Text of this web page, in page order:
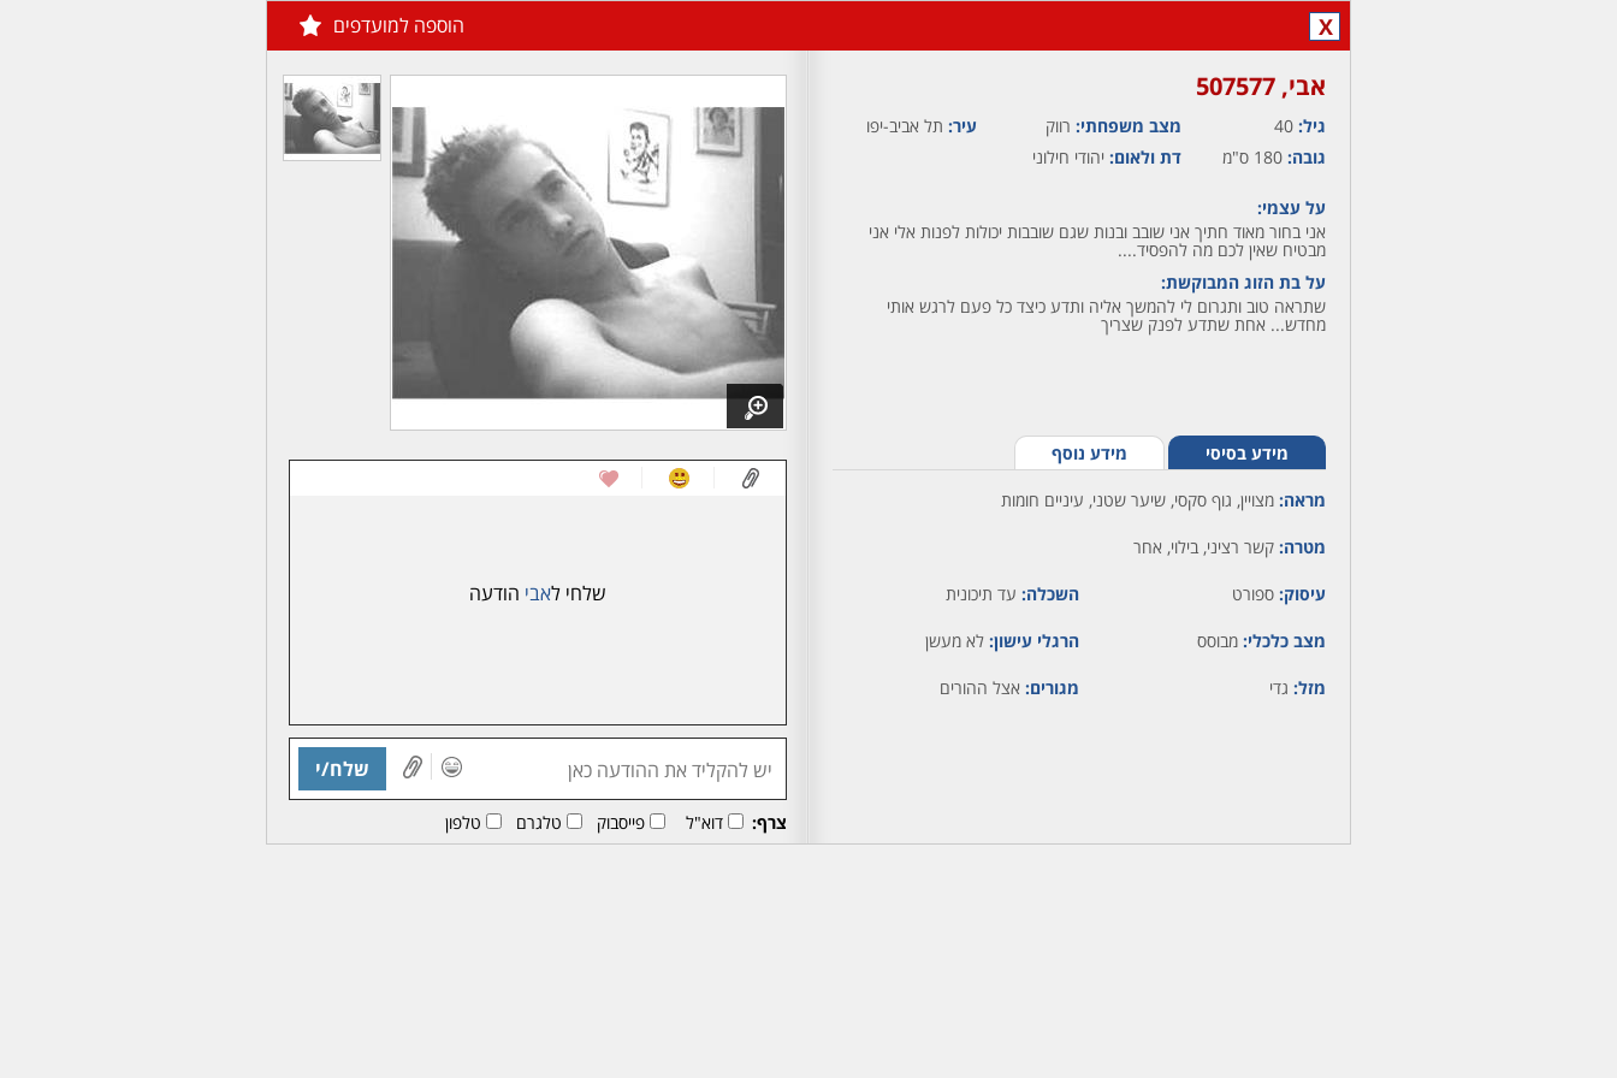
X הוספה למועדפים
אבי,‏ 507577
גיל: 40 מצב משפחתי: רווק עיר: תל אביב-יפו
גובה: 180 ס"מ דת ולאום: יהודי חילוני
על עצמי:
אני בחור מאוד חתיך אני שובב ובנות שגם שובבות יכולות לפנות אלי אני
מבטיח שאין לכם מה להפסיד....
על בת הזוג המבוקשת:
שתראה טוב ותגרום לי להמשך אליה ותדע כיצד כל פעם לרגש אותי
מחדש... אחת שתדע לפנק שצריך
מידע בסיסי מידע נוסף
מראה: מצויין, גוף סקסי, שיער שטני, עיניים חומות
מטרה: קשר רציני, בילוי, אחר
עיסוק: ספורט השכלה: עד תיכונית
מצב כלכלי: מבוסס הרגלי עישון: לא מעשן
מזל: גדי מגורים: אצל ההורים
שלחי לאבי הודעה
שלח/י
צרף: דוא"ל פייסבוק טלגרם טלפון